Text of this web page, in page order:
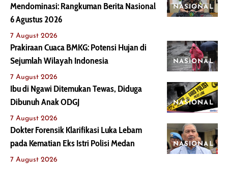
NASIONAL
Mendominasi: Rangkuman Berita Nasional
6 Agustus 2026
7 August 2026
NASIONAL
Prakiraan Cuaca BMKG: Potensi Hujan di
Sejumlah Wilayah Indonesia
7 August 2026
NASIONAL
Ibu di Ngawi Ditemukan Tewas, Diduga
Dibunuh Anak ODGJ
7 August 2026
NASIONAL
Dokter Forensik Klarifikasi Luka Lebam
pada Kematian Eks Istri Polisi Medan
7 August 2026